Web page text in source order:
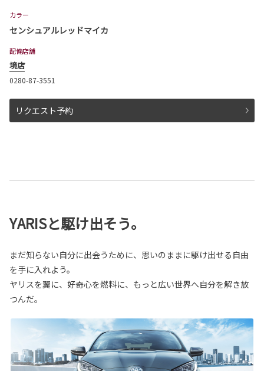
カラー
センシュアルレッドマイカ
配備店舗
境店
0280-87-3551
リクエスト予約
YARISと駆け出そう。
まだ知らない自分に出会うために、思いのままに駆け出せる自由
を手に入れよう。
ヤリスを翼に、好奇心を燃料に、もっと広い世界へ自分を解き放
つんだ。